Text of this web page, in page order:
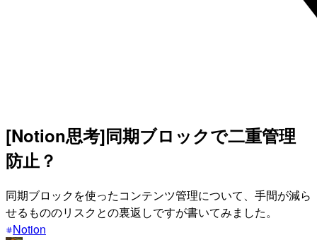
[Notion思考]同期ブロックで二重管理
防止？
同期ブロックを使ったコンテンツ管理について、手間が減ら
せるもののリスクとの裏返しですが書いてみました。
Notion